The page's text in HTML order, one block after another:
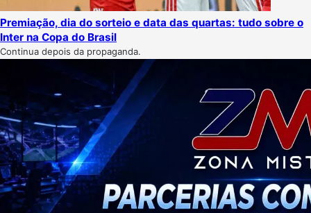
Premiação, dia do sorteio e data das quartas: tudo sobre o
Inter na Copa do Brasil
Continua depois da propaganda.